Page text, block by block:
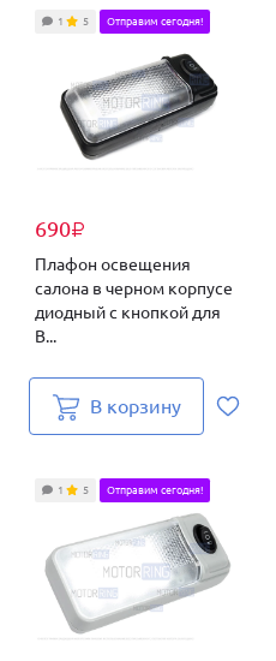
690₽
1 5 Отправим сегодня!
Плафон освещения
салона в черном корпусе
диодный с кнопкой для
В...
В корзину
1 5 Отправим сегодня!